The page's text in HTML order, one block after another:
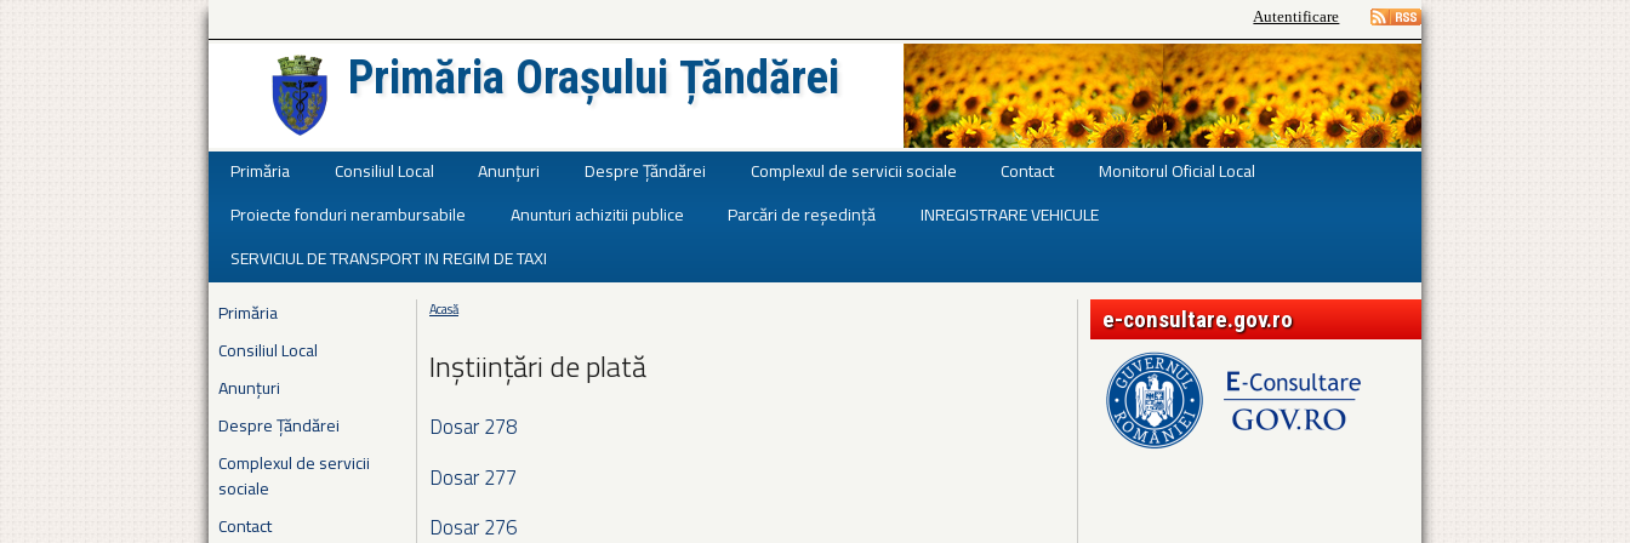
Autentificare
Primăria Orașului Țăndărei
Primăria Consiliul Local Anunțuri Despre Țăndărei Complexul de servicii sociale Contact
Monitorul Oficial Local
Proiecte fonduri nerambursabile
Anunturi achizitii publice Parcări de reședință
INREGISTRARE VEHICULE
SERVICIUL DE TRANSPORT IN REGIM DE TAXI
Primăria
Consiliul Local
Anunțuri
Despre Țăndărei
Complexul de servicii
sociale
Contact
Eşti aici
Acasă
Inștiințări de plată
Dosar 278
Dosar 277
Dosar 276
e-consultare.gov.ro